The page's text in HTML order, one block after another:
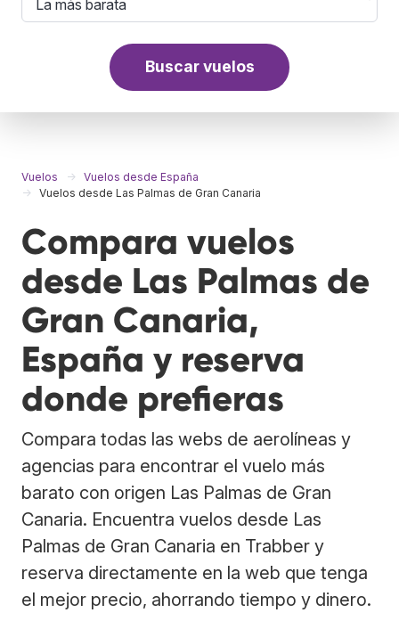
Buscar vuelos
Vuelos
Vuelos desde España
Vuelos desde Las Palmas de Gran Canaria
Compara vuelos
desde Las Palmas de
Gran Canaria,
España y reserva
donde prefieras
Compara todas las webs de aerolíneas y
agencias para encontrar el vuelo más
barato con origen Las Palmas de Gran
Canaria. Encuentra vuelos desde Las
Palmas de Gran Canaria en Trabber y
reserva directamente en la web que tenga
el mejor precio, ahorrando tiempo y dinero.